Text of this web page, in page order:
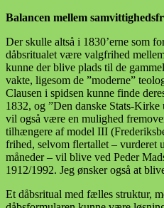
Balancen mellem
Der skulle altså i 1830’erne som
dåbsritualet være valgfrihed
kunne der blive plads til de
vakte, ligesom de ”moderne”
Clausen i spidsen kunne finde
1832, og ”Den danske Stats-
vil også være en mulighed
tilhængere af model III
frihed, selvom flertallet – vurderet
måneder – vil blive ved Peder
1912/1992. Jeg ønsker også at
Et dåbsritual med fælles struktur,